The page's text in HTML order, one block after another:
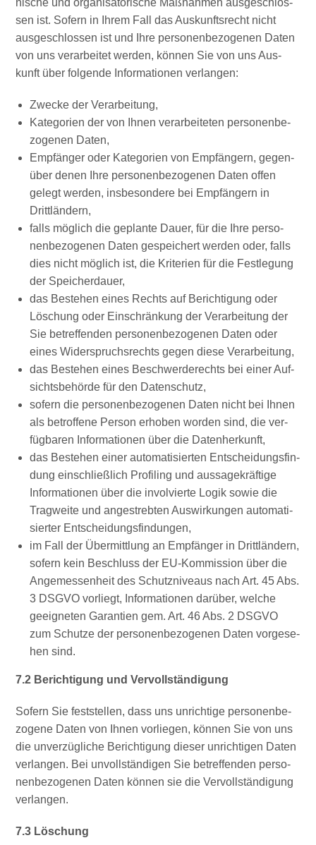
ni­sche und orga­ni­sa­to­ri­sche Maß­nah­men aus­ge­schlos­
sen ist. Sofern in Ihrem Fall das Aus­kunfts­recht nicht
aus­ge­schlos­sen ist und Ihre per­so­nen­be­zo­ge­nen Daten
von uns ver­ar­bei­tet wer­den, kön­nen Sie von uns Aus­
kunft über fol­gen­de Infor­ma­tio­nen verlangen:
Zwe­cke der Verarbeitung,
Kate­go­rien der von Ihnen ver­ar­bei­te­ten per­so­nen­be­
zo­ge­nen Daten,
Emp­fän­ger oder Kate­go­rien von Emp­fän­gern, gegen­
über denen Ihre per­so­nen­be­zo­ge­nen Daten offen
gelegt wer­den, ins­be­son­de­re bei Emp­fän­gern in
Drittländern,
falls mög­lich die geplan­te Dau­er, für die Ihre per­so­
nen­be­zo­ge­nen Daten gespei­chert wer­den oder, falls
dies nicht mög­lich ist, die Kri­te­ri­en für die Fest­le­gung
der Speicherdauer,
das Bestehen eines Rechts auf Berich­ti­gung oder
Löschung oder Ein­schrän­kung der Ver­ar­bei­tung der
Sie betref­fen­den per­so­nen­be­zo­ge­nen Daten oder
eines Wider­spruchs­rechts gegen die­se Verarbeitung,
das Bestehen eines Beschwer­de­rechts bei einer Auf­
sichts­be­hör­de für den Datenschutz,
sofern die per­so­nen­be­zo­ge­nen Daten nicht bei Ihnen
als betrof­fe­ne Per­son erho­ben wor­den sind, die ver­
füg­ba­ren Infor­ma­tio­nen über die Datenherkunft,
das Bestehen einer auto­ma­ti­sier­ten Ent­schei­dungs­fin­
dung ein­schließ­lich Pro­fil­ing und aus­sa­ge­kräf­ti­ge
Infor­ma­tio­nen über die invol­vier­te Logik sowie die
Trag­wei­te und ange­streb­ten Aus­wir­kun­gen auto­ma­ti­
sier­ter Entscheidungsfindungen,
im Fall der Über­mitt­lung an Emp­fän­ger in Dritt­län­dern,
sofern kein Beschluss der EU-Kom­mis­si­on über die
Ange­mes­sen­heit des Schutz­ni­veaus nach Art. 45 Abs.
3 DSGVO vor­liegt, Infor­ma­tio­nen dar­über, wel­che
geeig­ne­ten Garan­tien gem. Art. 46 Abs. 2 DSGVO
zum Schut­ze der per­so­nen­be­zo­ge­nen Daten vor­ge­se­
hen sind.
7.2 Berich­ti­gung und Vervollständigung
Sofern Sie fest­stel­len, dass uns unrich­ti­ge per­so­nen­be­
zo­ge­ne Daten von Ihnen vor­lie­gen, kön­nen Sie von uns
die unver­züg­li­che Berich­ti­gung die­ser unrich­ti­gen Daten
ver­lan­gen. Bei unvoll­stän­di­gen Sie betref­fen­den per­so­
nen­be­zo­ge­nen Daten kön­nen sie die Ver­voll­stän­di­gung
verlangen.
7.3 Löschung